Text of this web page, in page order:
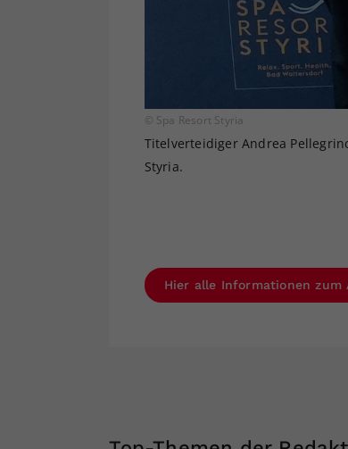
© Spa Resort Styria
Titelverteidiger Andrea
Styria.
Hier alle Informationen zum